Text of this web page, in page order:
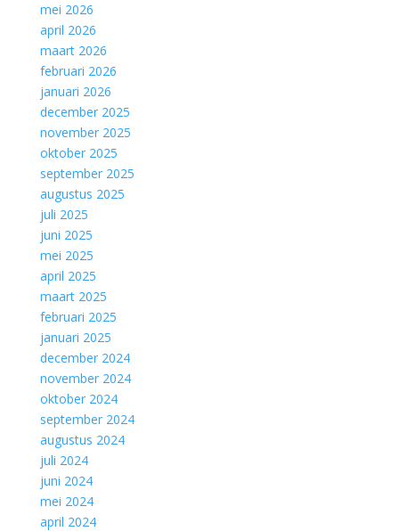
mei 2026
april 2026
maart 2026
februari 2026
januari 2026
december 2025
november 2025
oktober 2025
september 2025
augustus 2025
juli 2025
juni 2025
mei 2025
april 2025
maart 2025
februari 2025
januari 2025
december 2024
november 2024
oktober 2024
september 2024
augustus 2024
juli 2024
juni 2024
mei 2024
april 2024